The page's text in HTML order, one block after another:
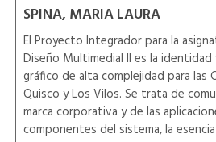
SPINA, MARIA LAURA
El Proyecto Integrador para la
Diseño Multimedial II es la identidad
gráfico de alta complejidad para las
Quisco y Los Vilos. Se trata de
marca corporativa y de las
componentes del sistema, la